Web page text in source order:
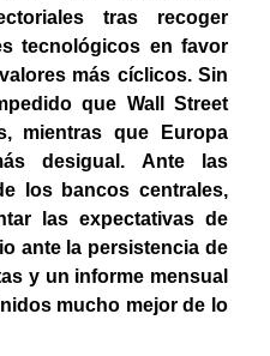
tras recoger
tecnológicos en favor
más cíclicos. Sin
que Wall Street
mientras que Europa
desigual. Ante las
los bancos centrales,
las expectativas de
ante la persistencia de
y un informe mensual
mucho mejor de lo